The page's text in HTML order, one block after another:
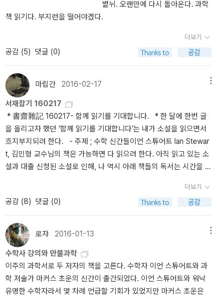
상에서도 소주한 것임이 결국 드러나게 마련이다.p161 미적분 ; 뉴턴
은 자신의 이론을 ‘세계의 체계’라고 불렀다. 그다지 겸손한 이름이라
고 보기는 어렵지만, 참으로 적절한 표현이 아닐 수 없다.p180 가령
며 슬며시 피해갔다. 하지만 어쨌거나 버클리의 문제 제기는 정말 옳
제는 수학적으로 해결되었다. 하지만 선생님의 강의 틀린 내용으로
이뤄졌다. 왜 그랬을까? 문제 풀이를 위해?p207 겉으로는 보이지 않
지만 세심하게 살펴보면 세상의 배후에 무엇이 숨어 있는지를 알게
해주는 대표적인 사례다. ; 이 말에 탐닉하면 약 플라톤-노자주의자가
되고, 중독되면 강 플라톤-노자주의자가 된다.p218 복소수 z가 0이
아니라면, 함수 log z는 무한히 많은 상이한 값을 가질 수 있다. 수학
자들은 여러 상이한 값을 가질 수 있는 함수에 익숙해져 있었다. 가령
제곱근이 가장 대표적이었다.p223 또한 유수 정리 residue theore
m란 것도 있는데, 이 정리는 닫힌 경로 상의 적분이 해당 함수가 무한
대가 되는 점들의 위치에 그리고 그 점들 근처에서 보이는 행동에 의
라운 정리 중 하나는, 모든 점에서 연속이면서도 어떤 점에서도 적분
가능하지 않은 실수 변수 x의 함수 f(x)가 존재함을 증명해낸 것이다.
... 앞선 수학자들이라면 결코 그런 함수가 존재한다고 믿지 않았을 것
이다. 그와 동시대 수학자들은 그런 함수가 무슨 쓸모가 있을지 의아
해했다. ... 그것이 바로 프랙탈이다.p244 사실, 그의 미술은 대체로
수학을 위한 수단이었다.p245 이는 그가 진정한 수학자의 자세를 지
녔음을 잘 보여준다.p253 제 5공준이 참이라고 믿는 것은 논리보다
학을 통해 어떻게 틀리지 않을 수 있는지를 보여주고 있다.'여러 명망
가들이 추천사를 붙였는데, 저명한 과학자이자 과학저술가 스티븐 핑
준다. 루이스 캐럴, 조지 가모, 마틴 가드너 같은 선배들처럼, 조던 엘
렌버그는 수학이 어떻게 정신을 기쁘게 하고 자극하는지를 보여 준
다. 그러나 그는 동시에 모든 사려 깊은 사람들의 도구 상자 속에 수학
적 사고가 있어야 한다는 것도 보여 준다. 오류와 미신, 어떤 식으로든
틀리는 것을 피하고 싶은 사람들이라면 누구나 말이다.' '조지 가모'는
아마 조지 가모브(Gamow)를 가리키는 듯. 수학과 물리학에 대한 대
중서가 유명하다. 마티 가드너 역시 다양한 과학 대중서를 펴냈고, 그
가운데 <수학퍼즐>은 국내에서도 스테디셀러다. 엘렌버그가 이들과
어깨를 나란히하게 되었다는 것인데, 동시에 수준도 한단계 올려놓은
듯하다. 수학 대중서를 업그레이드했다고 할까. 거기서 수준을 더 높
이면 이언 스튜어트나 로저 펜로즈? 언젠가 적었지만 로저 펜로즈는
엘렌버그가 수학열차의 최신 꼬리칸이라고 하니까 일단은 타고 보자.
안에서 나온 주장이란 점이 눈길을 끈다. '출간 즉시 열광적인 찬사와
논쟁을 동시에 불러일으킨 문제작'이란 카피는 충분히 예상할 만하
다. 현대 과학의 주요 전제들을 도그마적 망상으로 공격하고 있으니
까.세상의 근본적인 문제들은 이미 이론적으로 해결되었다고 여기는
과학의 태도를 비판하며 현대 과학의 발목을 잡고 있는 주요 10가지
도그마를 과학적으로 설득력 있게 검증한다. 세계는 물질적이거나 물
책 읽기다. 부지런을 떨어야겠다.
더보기
공감 (5) 댓글 (0)
마립간 2016-02-17
서재잡기 160217
* 書齋雜記 160217- 함께 읽기를 기대합니다. * 한 달에 한번 글
을 올리고자 했던 ‘함께 읽기를 기대합니다’는 내가 소설을 읽으면서
흐지부지되려 한다. - 주제 ; 수학 신간들이언 스튜어트 Ian Stewar
t, 김민형 교수님의 책은 가능하면 다 읽으려 한다. 아직 읽고 있는 소
설과 대출 신청된 소설로 인해, 나 역시 아래 책들의 독서는 시간을 필
(이언 스튜어트)* <미로 속의 암소> - 수학 뇌를 열어 주는 21가지 수
학 문제 (이언 스튜어트)* <세계를 바꾼 17가지 방정식> - 위대한 방
정식에 담긴 영감과 통찰 (이언 스튜어트)* <교양인을 위한 수학사
강의> - 수의 탄생에서 카오스 이론까지, 20가지 주제로 살펴보는 수
학의 역사 (이언 스튜어트)* <수학의 수학> - 옥스퍼드대 김민형 교
수의 세상에서 가장 아름다운 수학 강의 (김민형)
더보기
공감 (8) 댓글 (0)
로쟈 2016-01-13
수학사 강의와 만물과학
이주의 과학서로 두 저자의 책을 고른다. 수학자 이언 스튜어트와 과
학 저술가 마커스 초운의 신간이 출간되었다. 이언 스튜어트와 워낙
유명한 수학자라서 몇 차례 언급할 기회가 있었지만 마커스 초운은